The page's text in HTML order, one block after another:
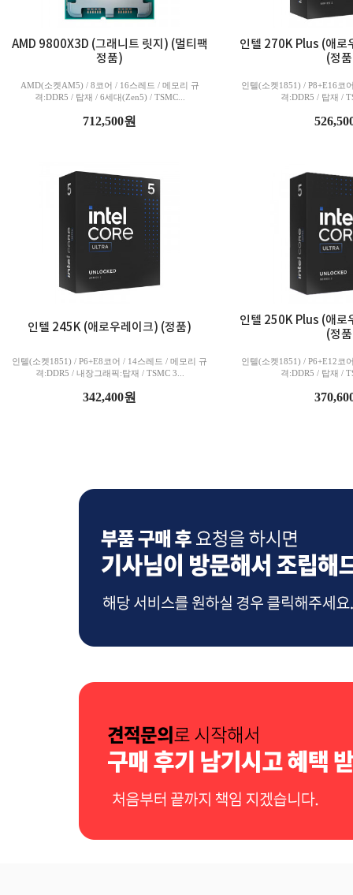
AMD 9800X3D (그래니트 릿지) (멀티팩
정품)
AMD(소켓AM5) / 8코어 / 16스레드 / 메모리 규
격:DDR5 / 탑재 / 6세대(Zen5) / TSMC...
712,500원
인텔 270K Plus (애로
(정
인텔(소켓1851) / P8+E16코
격:DDR5 / 탑재 /
인텔 245K (애로우레이크) (정품)
인텔(소켓1851) / P6+E8코어 / 14스레드 / 메모리 규
격:DDR5 / 내장그래픽:탑재 / TSMC 3...
342,400원
인텔 250K Plus (애로
(정
인텔(소켓1851) / P6+E12코
격:DDR5 / 탑재 /